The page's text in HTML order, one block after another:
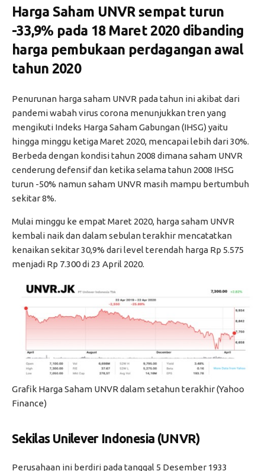
Harga Saham UNVR sempat turun
-33,9% pada 18 Maret 2020 dibanding
harga pembukaan perdagangan awal
tahun 2020
Penurunan harga saham UNVR pada tahun ini akibat dari
pandemi wabah virus corona menunjukkan tren yang
mengikuti Indeks Harga Saham Gabungan (IHSG) yaitu
hingga minggu ketiga Maret 2020, mencapai lebih dari 30%.
Berbeda dengan kondisi tahun 2008 dimana saham UNVR
cenderung defensif dan ketika selama tahun 2008 IHSG
turun -50% namun saham UNVR masih mampu bertumbuh
sekitar 8%.
Mulai minggu ke empat Maret 2020, harga saham UNVR
kembali naik dan dalam sebulan terakhir mencatatkan
kenaikan sekitar 30,9% dari level terendah harga Rp 5.575
menjadi Rp 7.300 di 23 April 2020.
Grafik Harga Saham UNVR dalam setahun terakhir (Yahoo
Finance)
Sekilas Unilever Indonesia (UNVR)
Perusahaan ini berdiri pada tanggal 5 Desember 1933